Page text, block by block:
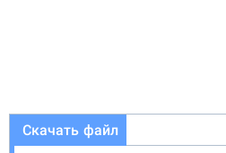
Скачать файл